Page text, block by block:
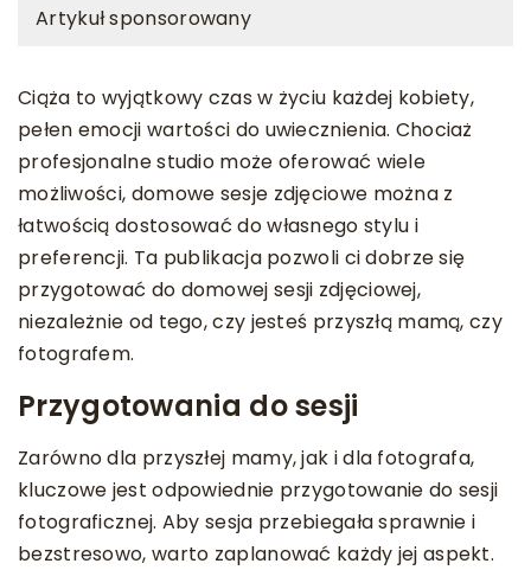
Artykuł sponsorowany
Ciąża to wyjątkowy czas w życiu każdej kobiety,
pełen emocji wartości do uwiecznienia. Chociaż
profesjonalne studio może oferować wiele
możliwości, domowe sesje zdjęciowe można z
łatwością dostosować do własnego stylu i
preferencji. Ta publikacja pozwoli ci dobrze się
przygotować do domowej sesji zdjęciowej,
niezależnie od tego, czy jesteś przyszłą mamą, czy
fotografem.
Przygotowania do sesji
Zarówno dla przyszłej mamy, jak i dla fotografa,
kluczowe jest odpowiednie przygotowanie do sesji
fotograficznej. Aby sesja przebiegała sprawnie i
bezstresowo, warto zaplanować każdy jej aspekt.